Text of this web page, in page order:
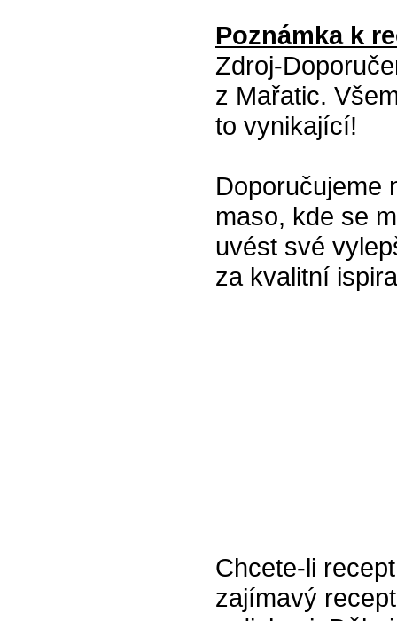
Poznámka k
Zdroj-
z Mařatic.
to vynikající!
Doporučujeme
maso, kde se
uvést své
za kvalitní
Chcete-li
zajímavý